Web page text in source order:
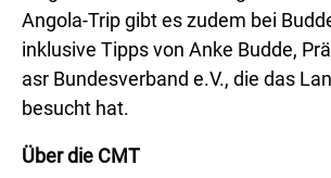
Angola-Trip gibt es zudem bei
inklusive Tipps von Anke Budde,
asr Bundesverband e.V., die das
besucht hat.
Über die CMT